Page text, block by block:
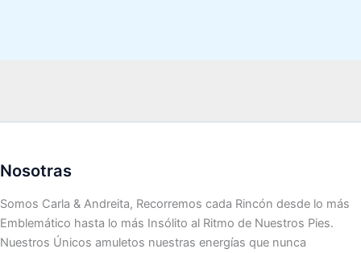
Nosotras
Somos Carla & Andreita, Recorremos cada Rincón desde lo más
Emblemático hasta lo más Insólito al Ritmo de Nuestros Pies.
Nuestros Únicos amuletos nuestras energías que nunca